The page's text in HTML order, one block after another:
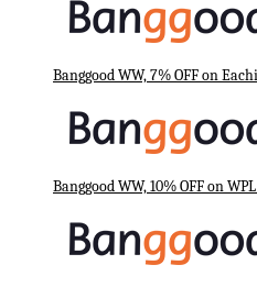
Banggood WW, 7% OFF on
Banggood WW, 10% OFF on